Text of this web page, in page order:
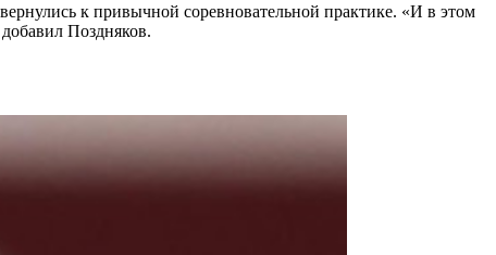
к привычной соревновательной практике. «И в этом
Поздняков.